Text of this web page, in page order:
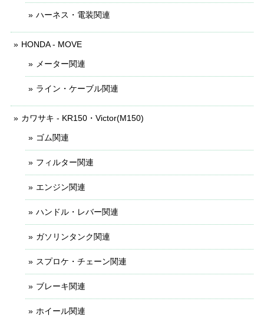
ハーネス・電装関連
HONDA - MOVE
メーター関連
ライン・ケーブル関連
カワサキ - KR150・Victor(M150)
ゴム関連
フィルター関連
エンジン関連
ハンドル・レバー関連
ガソリンタンク関連
スプロケ・チェーン関連
ブレーキ関連
ホイール関連